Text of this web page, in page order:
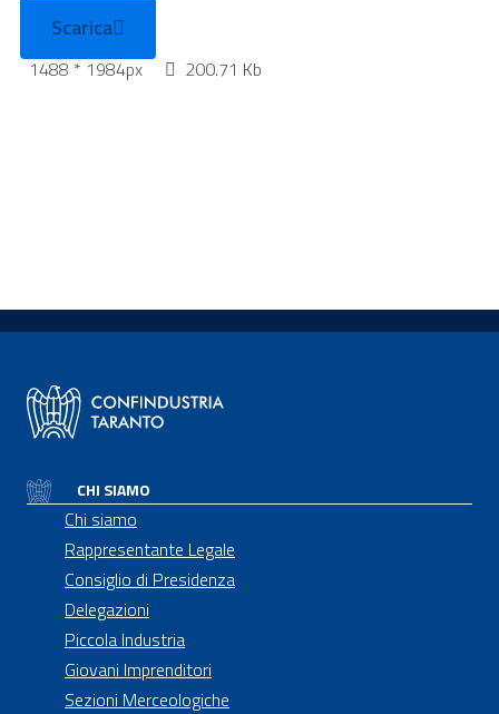
Scarica
1488 * 1984px 200.71 Kb
CHI SIAMO
Chi siamo
Rappresentante Legale
Consiglio di Presidenza
Delegazioni
Piccola Industria
Giovani Imprenditori
Sezioni Merceologiche